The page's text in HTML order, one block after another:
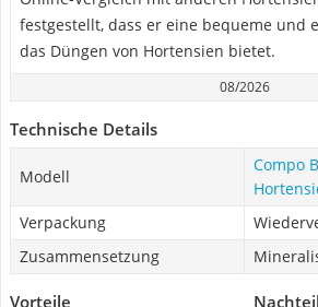
festgestellt, dass er eine bequeme und
das Düngen von Hortensien bietet.
08/2026
Technische Details
Modell
Compo
Verpackung
Zusammensetzung
Vorteile